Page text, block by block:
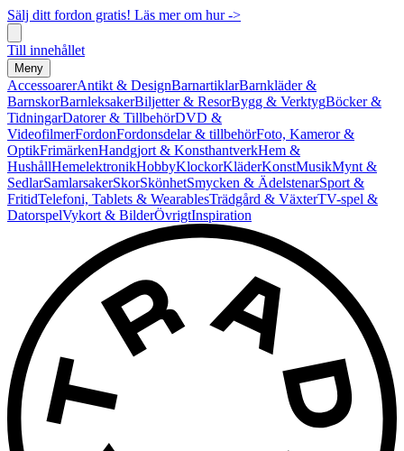
Sälj ditt fordon gratis! Läs mer om hur ->
Till innehållet
Meny
AccessoarerAntikt & DesignBarnartiklarBarnkläder &
BarnskorBarnleksakerBiljetter & ResorBygg & VerktygBöcker &
TidningarDatorer & TillbehörDVD &
VideofilmerFordonFordonsdelar & tillbehörFoto, Kameror &
OptikFrimärkenHandgjort & KonsthantverkHem &
HushållHemelektronikHobbyKlockorKläderKonstMusikMynt &
SedlarSamlarsakerSkorSkönhetSmycken & ÄdelstenarSport &
FritidTelefoni, Tablets & WearablesTrädgård & VäxterTV-spel &
DatorspelVykort & BilderÖvrigtInspiration